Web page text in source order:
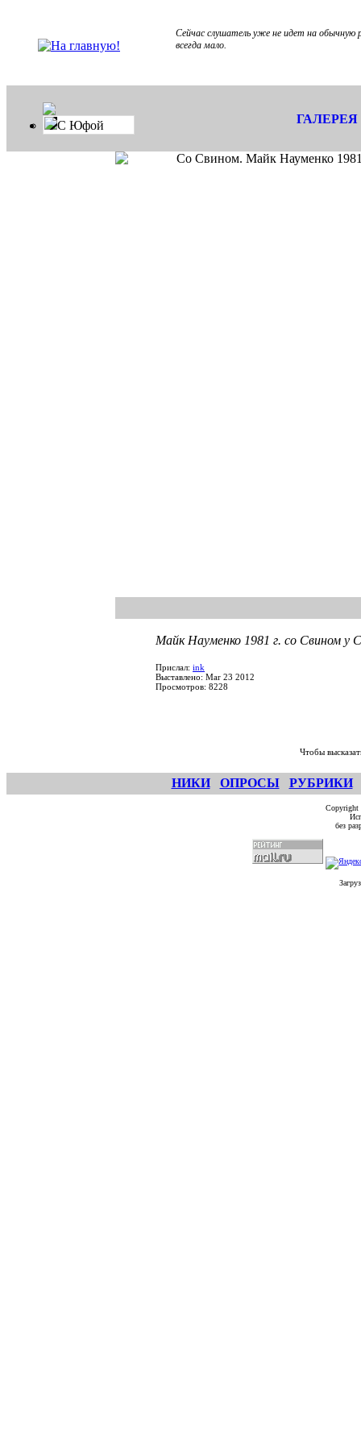
Сейчас слушатель уже не идет на
всегда мало.
С Юфой ГАЛЕРЕЯ
Майк Науменко 1981 г. со Свином у
Прислал: ink
Выставлено: Mar 23 2012
Просмотров: 8228
Чтобы
НИКИ ОПРОСЫ РУБРИКИ
без